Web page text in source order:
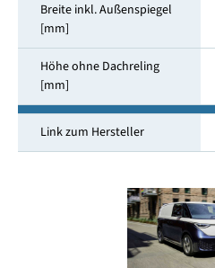
Breite inkl. Außenspiegel
[mm]
Höhe ohne Dachreling
[mm]
Link zum Hersteller